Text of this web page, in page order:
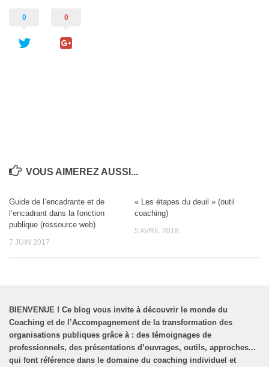
0 0
VOUS AIMEREZ AUSSI...
Guide de l’encadrante et de
l’encadrant dans la fonction
publique (ressource web)
7 JUIN 2017
« Les étapes du deuil » (outil
coaching)
5 AVRIL 2018
BIENVENUE ! Ce blog vous invite à découvrir le monde du
Coaching et de l’Accompagnement de la transformation des
organisations publiques grâce à : des témoignages de
professionnels, des présentations d’ouvrages, outils, approches...
qui font référence dans le domaine du coaching individuel et